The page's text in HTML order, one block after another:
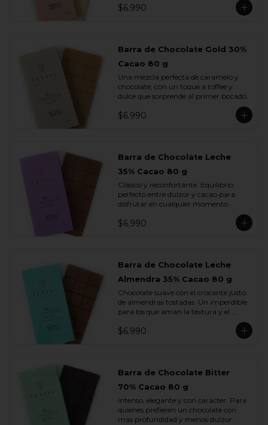
viaje de sabor profundo y auténtico,
$6.990
Barra de Chocolate Gold 30%
Cacao 80 g
Una mezcla perfecta de caramelo y
chocolate, con un toque a toffee y
dulce que sorprende al primer bocado.
$6.990
Barra de Chocolate Leche
35% Cacao 80 g
Clásico y reconfortante. Equilibrio
perfecto entre dulzor y cacao para
disfrutar en cualquier momento.
$6.990
Barra de Chocolate Leche
Almendra 35% Cacao 80 g
Chocolate suave con el crocante justo
de almendras tostadas. Un imperdible
para los que aman la textura y el
$6.990
Barra de Chocolate Bitter
70% Cacao 80 g
Intenso, elegante y con carácter. Para
quienes prefieren un chocolate con
más profundidad y menos dulzor.